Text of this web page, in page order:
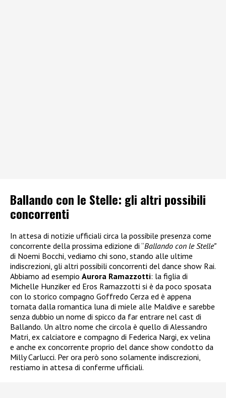
Ballando con le Stelle: gli altri possibili
concorrenti
In attesa di notizie ufficiali circa la possibile presenza come
concorrente della prossima edizione di “Ballando con le Stelle”
di Noemi Bocchi, vediamo chi sono, stando alle ultime
indiscrezioni, gli altri possibili concorrenti del dance show Rai.
Abbiamo ad esempio Aurora Ramazzotti: la figlia di
Michelle Hunziker ed Eros Ramazzotti si è da poco sposata
con lo storico compagno Goffredo Cerza ed è appena
tornata dalla romantica luna di miele alle Maldive e sarebbe
senza dubbio un nome di spicco da far entrare nel cast di
Ballando. Un altro nome che circola è quello di Alessandro
Matri, ex calciatore e compagno di Federica Nargi, ex velina
e anche ex concorrente proprio del dance show condotto da
Milly Carlucci. Per ora però sono solamente indiscrezioni,
restiamo in attesa di conferme ufficiali.